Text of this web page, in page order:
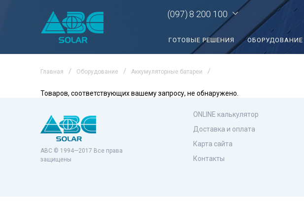
(097) 8 200 100
ГОТОВЫЕ РЕШЕНИЯ ОБОРУДОВАНИЕ
Главная Оборудование Аккумуляторные батареи
Товаров, соответствующих вашему запросу, не обнаружено.
ABC © 1994—2017 Все права
защищены
ONLINE калькулятор
Доставка и оплата
Карта сайта
Контакты